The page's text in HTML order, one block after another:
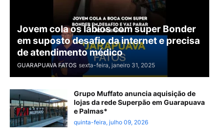
Jovem cola os lábios com super Bonder
em suposto desafio da internet e precisa
de atendimento médico
GUARAPUAVA FATOS sexta-feira, janeiro 31, 2025
Grupo Muffato anuncia aquisição de
lojas da rede Superpão em Guarapuava
e Palmas*
quinta-feira, julho 09, 2026